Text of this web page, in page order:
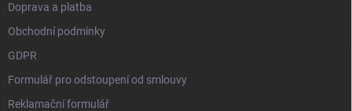
Doprava a platba
Obchodní podmínky
GDPR
Formulář pro odstoupení od smlouvy
Reklamační formulář